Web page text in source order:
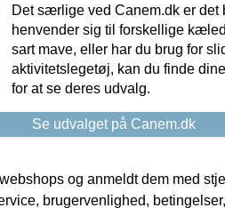
Det særlige ved Canem.dk er det
henvender sig til forskellige
sart mave, eller har du brug for
aktivitetslegetøj, kan du finde
for at se deres udvalg.
Se udvalget på Canem.dk
og anmeldt dem med
brugervenlighed,